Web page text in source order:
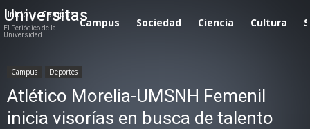
Universitas
El Periódico de la
Universidad
Campus Sociedad Ciencia Cultura
Inicio Campus
Campus Deportes
Atlético Morelia-UMSNH Femenil
inicia visorías en busca de talento